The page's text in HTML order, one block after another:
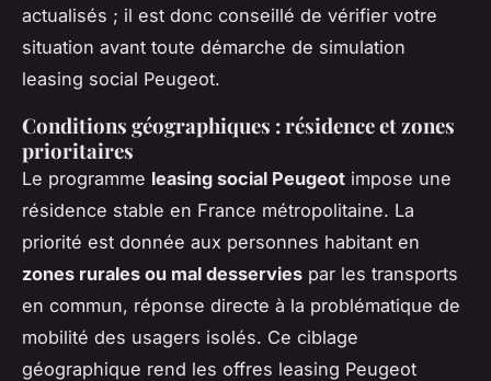
actualisés ; il est donc conseillé de vérifier votre
situation avant toute démarche de simulation
leasing social Peugeot.
Conditions géographiques : résidence et zones
prioritaires
Le programme leasing social Peugeot impose une
résidence stable en France métropolitaine. La
priorité est donnée aux personnes habitant en
zones rurales ou mal desservies par les transports
en commun, réponse directe à la problématique de
mobilité des usagers isolés. Ce ciblage
géographique rend les offres leasing Peugeot